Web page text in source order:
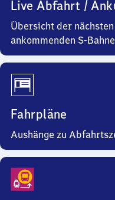
Live Abfahrt /
Übersicht der
ankommenden S-
Fahrpläne
Aushänge zu